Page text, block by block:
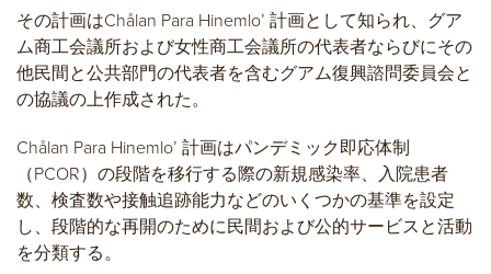
その計画はChålan Para Hinemlo’ 計画として知られ、グア
ム商工会議所および女性商工会議所の代表者ならびにその
他民間と公共部門の代表者を含むグアム復興諮問委員会と
の協議の上作成された。
Chålan Para Hinemlo’ 計画はパンデミック即応体制
（PCOR）の段階を移行する際の新規感染率、入院患者
数、検査数や接触追跡能力などのいくつかの基準を設定
し、段階的な再開のために民間および公的サービスと活動
を分類する。